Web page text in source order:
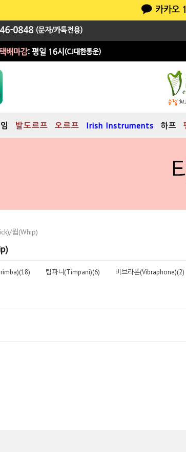
발도르프 오르프 Irish Instruments 하프
윕(Whip)
팀파니(Timpani)(6) 비브라폰(Vibraphone)(2)